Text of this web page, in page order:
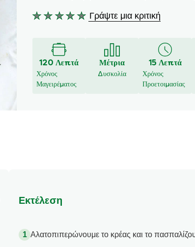
Δεν
αξιολογήσεις
για
αυτό
το
Γράψτε μια κριτική
120 Λεπτά
Χρόνος
Μαγειρέματος
Μέτρια
Δυσκολία
15 Λεπτά
Χρόνος
Προετοιμασίας
Εκτέλεση
Αλατοπιπερώνουμε το κρέας και το